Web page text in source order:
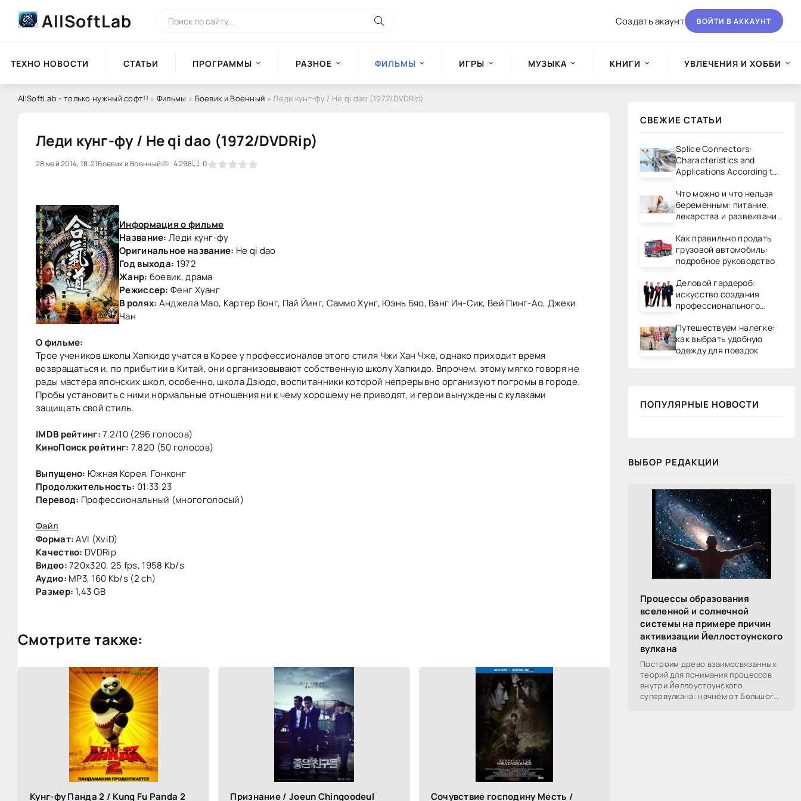
AllSoftLab Создать акаунт ВОЙТИ В АККАУНТ
ТЕХНО НОВОСТИ СТАТЬИ ПРОГРАММЫ РАЗНОЕ ФИЛЬМЫ ИГРЫ МУЗЫКА КНИГИ УВЛЕЧЕНИЯ И ХОББИ
AllSoftLab - только нужный софт!! » Фильмы » Боевик и Военный » Леди кунг-фу / He qi dao (1972/DVDRip)
Леди кунг-фу / He qi dao (1972/DVDRip)
28 май 2014, 18:21Боевик и Военный 4 298 0
0 1 2 3 4 5
Информация о фильме
Название: Леди кунг-фу
Оригинальное название: He qi dao
Год выхода: 1972
Жанр: боевик, драма
Режиссер: Фенг Хуанг
В ролях: Анджела Мао, Картер Вонг, Пай Йинг, Саммо Хунг, Юэнь Бяо, Ванг Ин-Сик, Вей Пинг-Ао, Джеки
Чан
О фильме:
Трое учеников школы Хапкидо учатся в Корее у профессионалов этого стиля Чжи Хан Чже, однако приходит время
возвращаться и, по прибытии в Китай, они организовывают собственную школу Хапкидо. Впрочем, этому мягко говоря не
рады мастера японских школ, особенно, школа Дзюдо, воспитанники которой непрерывно организуют погромы в городе.
Пробы установить с ними нормальные отношения ни к чему хорошему не приводят, и герои вынуждены с кулаками
защищать свой стиль.
IMDB рейтинг:7.2/10 (296 голосов)
КиноПоиск рейтинг: 7.820 (50 голосов)
Выпущено: Южная Корея, Гонконг
Продолжительность: 01:33:23
Перевод: Профессиональный (многоголосый)
Файл
Формат:AVI (XviD)
Качество: DVDRip
Видео:720x320, 25 fps, 1958 Kb/s
Аудио: MP3, 160 Kb/s (2 ch)
Размер: 1,43 GB
Смотрите также:
Кунг-фу Панда 2 / Kung Fu Panda 2 Признание / Joeun Chingoodeul Сочувствие господину Месть /
СВЕЖИЕ СТАТЬИ
Splice Connectors:
Characteristics and
Applications According to
Что можно и что нельзя
беременным: питание,
лекарства и развеивание
Как правильно продать
грузовой автомобиль:
подробное руководство
Деловой гардероб:
искусство создания
профессионального
Путешествуем налегке:
как выбрать удобную
одежду для поездок
ПОПУЛЯРНЫЕ НОВОСТИ
ВЫБОР РЕДАКЦИИ
Процессы образования
вселенной и солнечной
системы на примере причин
активизации Йеллостоунского
вулкана
Построим древо взаимосвязанных
теорий для понимания процессов
внутри Йеллоустоунского
супервулкана: начнём от Большого